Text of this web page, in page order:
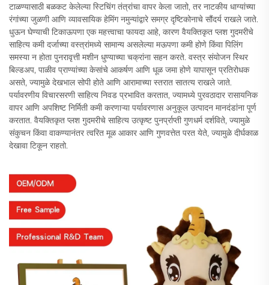
टाळण्यासाठी बळकट केलेल्या स्टिचिंग तंत्रांचा वापर केला जातो, तर नाटकीय धाग्यांच्या
रंगांच्या जुळणी आणि व्यावसायिक हेमिंग नमुन्यांद्वारे समग्र दृष्टिकोनाचे सौंदर्य राखले जाते.
धुऊन घेण्याची टिकाऊपणा एक महत्त्वाचा फायदा आहे, कारण वैयक्तिकृत प्लश गुदमरीचे
साहित्य कमी दर्जाच्या वस्त्रांमध्ये सामान्य असलेल्या मऊपणा कमी होणे किंवा पिलिंग
समस्या न होता पुनरावृत्ती मशीन धुण्याच्या चक्रांना सहन करते. वस्त्र संयोजन स्थिर
बिल्डअप, पाळीव प्राण्यांच्या केसांचे आकर्षण आणि धूळ जमा होणे यापासून प्रतिरोधक
असते, ज्यामुळे देखभाल सोपी होते आणि आरामाच्या स्तरात सातत्य राखले जाते.
पर्यावरणीय विचारसरणी साहित्य निवड प्रभावित करतात, ज्यामध्ये पुरवठादार रासायनिक
वापर आणि अपशिष्ट निर्मिती कमी करणाऱ्या पर्यावरणास अनुकूल उत्पादन मानदंडांना पूर्ण
करतात. वैयक्तिकृत प्लश गुदमरीचे साहित्य उत्कृष्ट पुनर्प्राप्ती गुणधर्म दर्शविते, ज्यामुळे
संकुचन किंवा वाकण्यानंतर त्वरित मूळ आकार आणि गुणवत्तेत परत येते, ज्यामुळे दीर्घकाळ
देखावा टिकून राहतो.